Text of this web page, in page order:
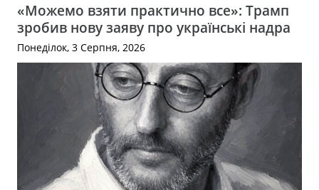
«Можемо взяти практично все»: Трамп
зробив нову заяву про українські надра
Понеділок, 3 Серпня, 2026